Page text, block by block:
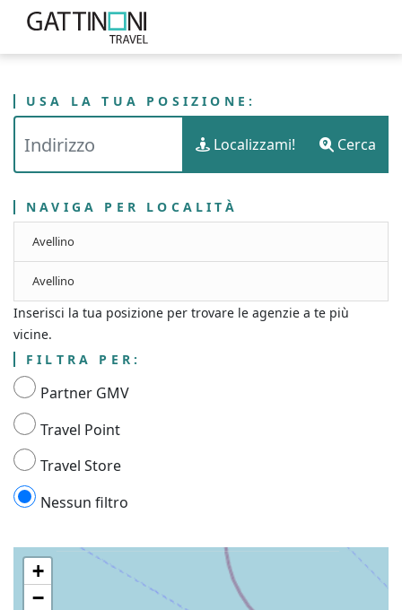
GATTINONI TRAVEL - PROVINCIA DI AVELLINO
USA LA TUA POSIZIONE:
Localizzami! Cerca
NAVIGA PER LOCALITÀ
Avellino
Avellino
Inserisci la tua posizione per trovare le agenzie a te più
vicine.
FILTRA PER:
Partner GMV
Travel Point
Travel Store
Nessun filtro
+
−